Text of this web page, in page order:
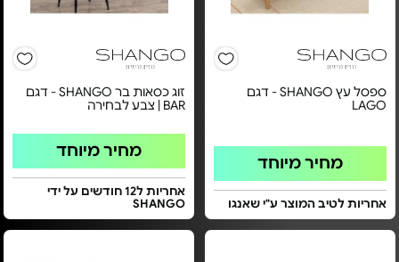
ספסל עץ SHANGO - דגם
LAGO
מחיר מיוחד
אחריות לטיב המוצר ע"י שאנגו
זוג כסאות בר SHANGO - דגם
BAR | צבע לבחירה
מחיר מיוחד
אחריות ל12 חודשים על ידי
SHANGO